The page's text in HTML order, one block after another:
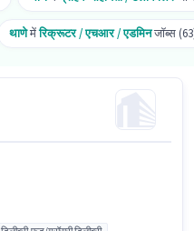
थाणेमेंरिक्रूटर / एचआर / एडमिनजॉब्स